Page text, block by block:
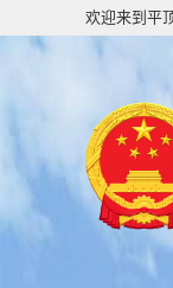
欢迎来到平